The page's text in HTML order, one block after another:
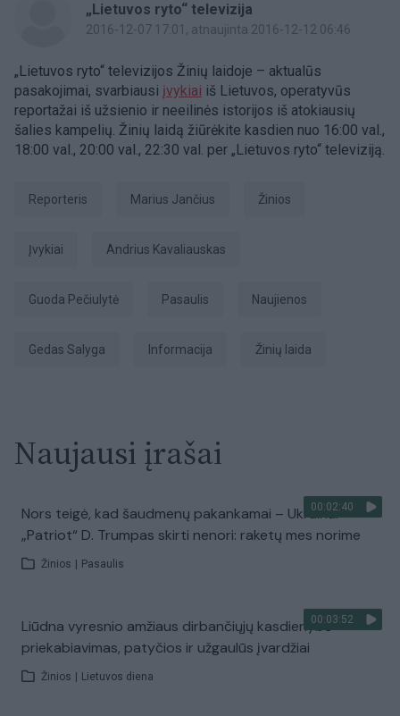
„Lietuvos ryto“ televizija
2016-12-07 17:01 , atnaujinta 2016-12-12 06:46
„Lietuvos ryto“ televizijos Žinių laidoje – aktualūs
pasakojimai, svarbiausi įvykiai iš Lietuvos, operatyvūs
reportažai iš užsienio ir neeilinės istorijos iš atokiausių
šalies kampelių. Žinių laidą žiūrėkite kasdien nuo 16:00 val.,
18:00 val., 20:00 val., 22:30 val. per „Lietuvos ryto“ televiziją.
Reporteris Marius Jančius Žinios
Įvykiai Andrius Kavaliauskas
Guoda Pečiulytė pasaulis Naujienos
Gedas Salyga informacija žinių laida
Naujausi įrašai
00:02:40
Nors teigė, kad šaudmenų pakankamai – Ukrainai
„Patriot“ D. Trumpas skirti nenori: raketų mes norime
Žinios Pasaulis
00:03:52
Liūdna vyresnio amžiaus dirbančiųjų kasdienybė –
priekabiavimas, patyčios ir užgaulūs įvardžiai
Žinios Lietuvos diena